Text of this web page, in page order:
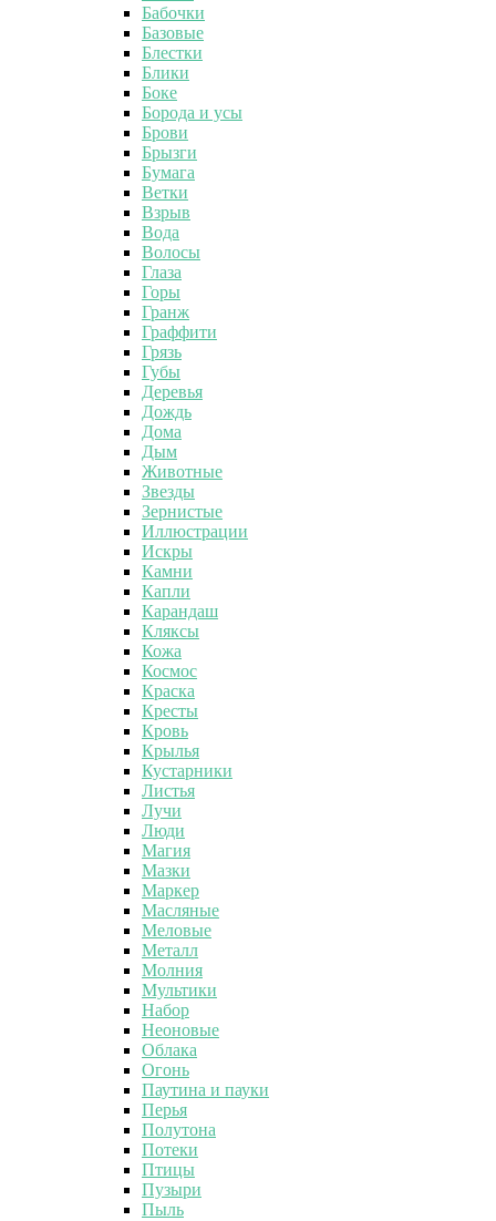
Бабочки
Базовые
Блестки
Блики
Боке
Борода и усы
Брови
Брызги
Бумага
Ветки
Взрыв
Вода
Волосы
Глаза
Горы
Гранж
Граффити
Грязь
Губы
Деревья
Дождь
Дома
Дым
Животные
Звезды
Зернистые
Иллюстрации
Искры
Камни
Капли
Карандаш
Кляксы
Кожа
Космос
Краска
Кресты
Кровь
Крылья
Кустарники
Листья
Лучи
Люди
Магия
Мазки
Маркер
Масляные
Меловые
Металл
Молния
Мультики
Набор
Неоновые
Облака
Огонь
Паутина и пауки
Перья
Полутона
Потеки
Птицы
Пузыри
Пыль